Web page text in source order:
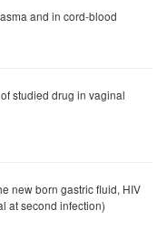
and in cord-blood
studied drug in vaginal
new born gastric fluid, HIV
at second infection)